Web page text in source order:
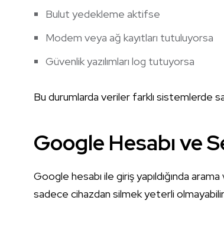
Bulut yedekleme aktifse
Modem veya ağ kayıtları tutuluyorsa
Güvenlik yazılımları log tutuyorsa
Bu durumlarda veriler farklı sistemlerde
Google Hesabı ve
Google hesabı ile giriş yapıldığında
sadece cihazdan silmek yeterli